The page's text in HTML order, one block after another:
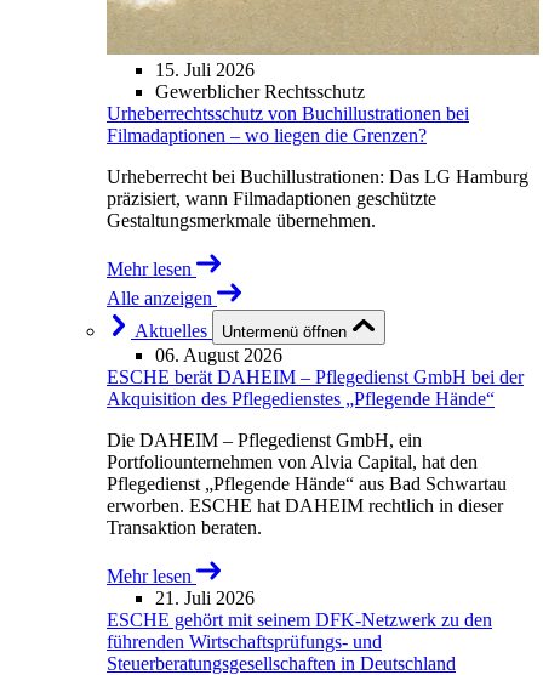
15. Juli 2026
Gewerblicher Rechtsschutz
Urheberrechtsschutz von Buchillustrationen bei
Filmadaptionen – wo liegen die Grenzen?
Urheberrecht bei Buchillustrationen: Das LG Hamburg
präzisiert, wann Filmadaptionen geschützte
Gestaltungsmerkmale übernehmen.
Mehr lesen
Alle anzeigen
Aktuelles
Untermenü öffnen
06. August 2026
ESCHE berät DAHEIM – Pflegedienst GmbH bei der
Akquisition des Pflegedienstes „Pflegende Hände“
Die DAHEIM – Pflegedienst GmbH, ein
Portfoliounternehmen von Alvia Capital, hat den
Pflegedienst „Pflegende Hände“ aus Bad Schwartau
erworben. ESCHE hat DAHEIM rechtlich in dieser
Transaktion beraten.
Mehr lesen
21. Juli 2026
ESCHE gehört mit seinem DFK-Netzwerk zu den
führenden Wirtschaftsprüfungs- und
Steuerberatungsgesellschaften in Deutschland